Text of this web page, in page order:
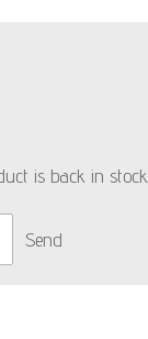
is back in stock.
Send